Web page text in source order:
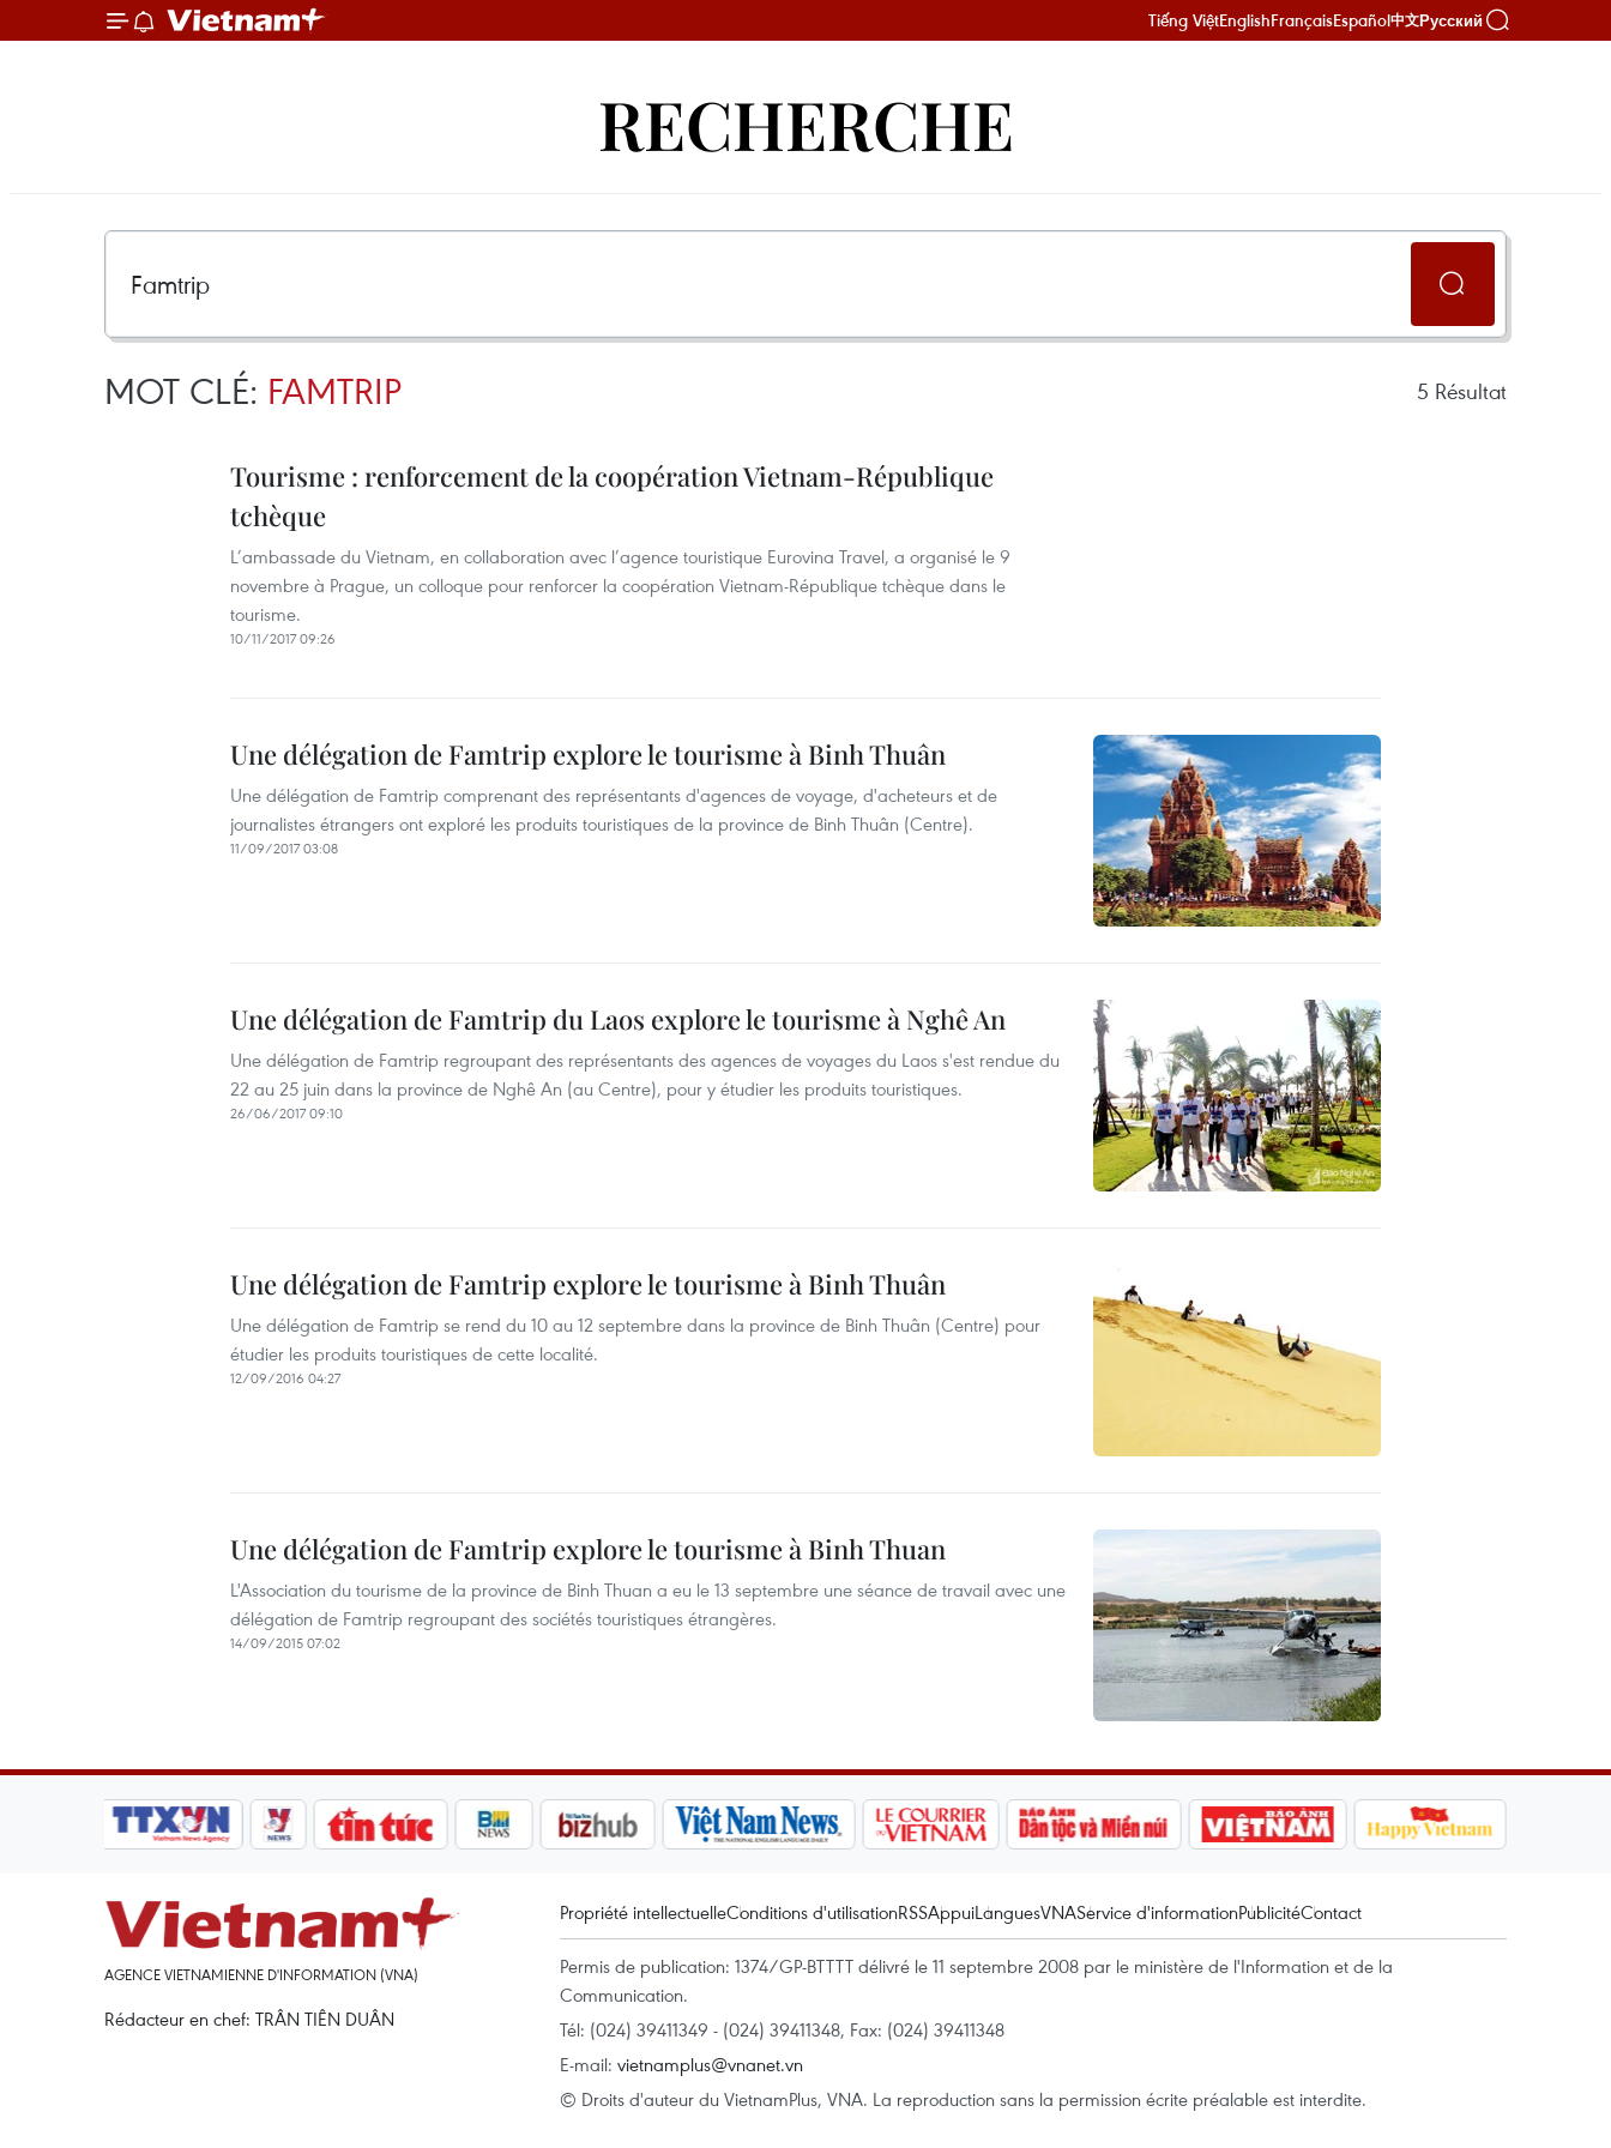
Tiếng ViệtEnglishFrançaisEspañol中文Русский
RECHERCHE
MOT CLÉ: FAMTRIP 5 Résultat
Tourisme : renforcement de la coopération Vietnam-République
tchèque
L’ambassade du Vietnam, en collaboration avec l’agence touristique Eurovina Travel, a organisé le 9
novembre à Prague, un colloque pour renforcer la coopération Vietnam-République tchèque dans le
tourisme.
10/11/2017 09:26
Une délégation de Famtrip explore le tourisme à Binh Thuân
Une délégation de Famtrip comprenant des représentants d'agences de voyage, d'acheteurs et de
journalistes étrangers ont exploré les produits touristiques de la province de Binh Thuân (Centre).
11/09/2017 03:08
Une délégation de Famtrip du Laos explore le tourisme à Nghê An
Une délégation de Famtrip regroupant des représentants des agences de voyages du Laos s'est rendue du
22 au 25 juin dans la province de Nghê An (au Centre), pour y étudier les produits touristiques.
26/06/2017 09:10
Une délégation de Famtrip explore le tourisme à Binh Thuân
Une délégation de Famtrip se rend du 10 au 12 septembre dans la province de Binh Thuân (Centre) pour
étudier les produits touristiques de cette localité.
12/09/2016 04:27
Une délégation de Famtrip explore le tourisme à Binh Thuan
L'Association du tourisme de la province de Binh Thuan a eu le 13 septembre une séance de travail avec une
délégation de Famtrip regroupant des sociétés touristiques étrangères.
14/09/2015 07:02
AGENCE VIETNAMIENNE D'INFORMATION (VNA)
Rédacteur en chef: TRÂN TIÊN DUÂN
Propriété intellectuelleConditions d'utilisationRSSAppuiLanguesVNAService d'informationPublicitéContact
Permis de publication: 1374/GP-BTTTT délivré le 11 septembre 2008 par le ministère de l'Information et de la
Communication.
Tél: (024) 39411349 - (024) 39411348, Fax: (024) 39411348
E-mail: vietnamplus@vnanet.vn
© Droits d'auteur du VietnamPlus, VNA. La reproduction sans la permission écrite préalable est interdite.